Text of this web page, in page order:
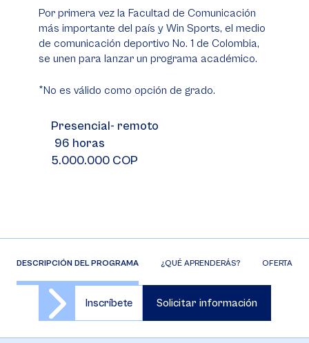
Por primera vez la Facultad de Comunicación
más importante del país y Win Sports, el medio
de comunicación deportivo No. 1 de Colombia,
se unen para lanzar un programa académico.
*No es válido como opción de grado.
96 horas
Presencial- remoto
5.000.000 COP
DESCRIPCIÓN DEL PROGRAMA ¿QUÉ APRENDERÁS? OFERTA DE
Inscríbete Solicitar información